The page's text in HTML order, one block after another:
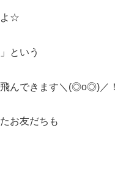
よ☆
という
んできます＼(◎o◎)／！
お友だちも